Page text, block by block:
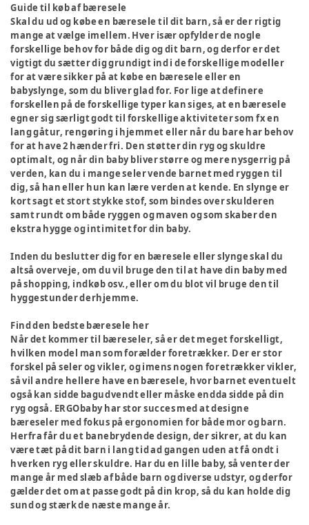
Guide til køb af bæresele
Skal du ud og købe en bæresele til dit barn, så er der rigtig
mange at vælge imellem. Hver især opfylder de nogle
forskellige behov for både dig og dit barn, og derfor er det
vigtigt du sætter dig grundigt ind i de forskellige modeller
for at være sikker på at købe en bæresele eller en
babyslynge, som du bliver glad for. For lige at definere
forskellen på de forskellige typer kan siges, at en bæresele
egner sig særligt godt til forskellige aktiviteter som fx en
lang gåtur, rengøring i hjemmet eller når du bare har behov
for at have 2 hænder fri. Den støtter din ryg og skuldre
optimalt, og når din baby bliver større og mere nysgerrig på
verden, kan du i mange seler vende barnet med ryggen til
dig, så han eller hun kan lære verden at kende. En slynge er
kort sagt et stort stykke stof, som bindes over skulderen
samt rundt om både ryggen og maven og som skaber den
ekstra hygge og intimitet for din baby.
Inden du beslutter dig for en bæresele eller slynge skal du
altså overveje, om du vil bruge den til at have din baby med
på shopping, indkøb osv., eller om du blot vil bruge den til
hyggestunder derhjemme.
Find den bedste bæresele her
Når det kommer til bæreseler, så er det meget forskelligt,
hvilken model man som forælder foretrækker. Der er stor
forskel på seler og vikler, og imens nogen foretrækker vikler,
så vil andre hellere have en bæresele, hvor barnet eventuelt
også kan sidde bagudvendt eller måske endda sidde på din
ryg også. ERGObaby har stor succes med at designe
bæreseler med fokus på ergonomien for både mor og barn.
Herfra får du et banebrydende design, der sikrer, at du kan
være tæt på dit barn i lang tid ad gangen uden at få ondt i
hverken ryg eller skuldre. Har du en lille baby, så venter der
mange år med slæb af både barn og diverse udstyr, og derfor
gælder det om at passe godt på din krop, så du kan holde dig
sund og stærk de næste mange år.